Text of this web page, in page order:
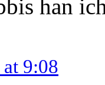
han
9:08